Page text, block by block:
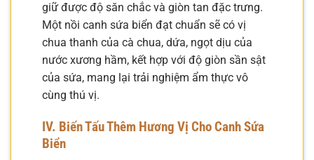
giữ được độ săn chắc và giòn tan đặc trưng.
Một nồi canh sứa biển đạt chuẩn sẽ có vị
chua thanh của cà chua, dứa, ngọt dịu của
nước xương hầm, kết hợp với độ giòn sần sật
của sứa, mang lại trải nghiệm ẩm thực vô
cùng thú vị.
IV. Biến Tấu Thêm Hương Vị Cho Canh Sứa
Biển